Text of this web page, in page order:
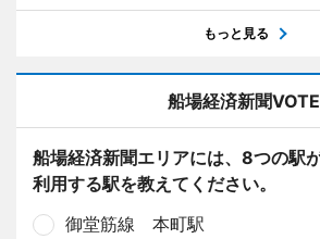
もっと見る
船場経済新聞VOTE
船場経済新聞エリアには、8つの駅
利用する駅を教えてください。
御堂筋線 本町駅